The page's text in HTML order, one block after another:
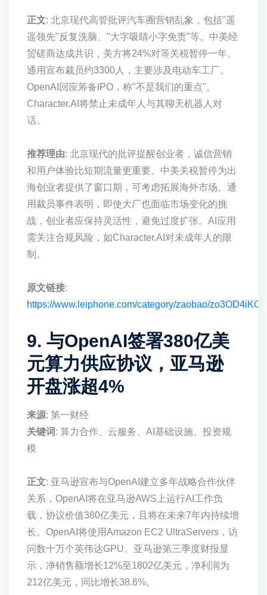
正文: 北京现代高管批评汽车圈营销乱象，包括"遥
遥领先"反复洗脑、"大字吸睛小字免责"等。中美经
贸磋商达成共识，美方将24%对等关税暂停一年。
通用宣布裁员约3300人，主要涉及电动车工厂。
OpenAI回应筹备IPO，称"不是我们的重点"。
Character.AI将禁止未成年人与其聊天机器人对
话。
推荐理由: 北京现代的批评提醒创业者，诚信营销
和用户体验比短期流量更重要。中美关税暂停为出
海创业者提供了窗口期，可考虑拓展海外市场。通
用裁员事件表明，即使大厂也面临市场变化的挑
战，创业者应保持灵活性，避免过度扩张。AI应用
需关注合规风险，如Character.AI对未成年人的限
制。
原文链接:
https://www.leiphone.com/category/zaobao/
9. 与OpenAI签署380亿美
元算力供应协议，亚马逊
开盘涨超4%
来源: 第一财经
关键词 : 算力合作、云服务、AI基础设施、投资规
模
正文: 亚马逊宣布与OpenAI建立多年战略合作伙伴
关系，OpenAI将在亚马逊AWS上运行AI工作负
载，协议价值380亿美元，且将在未来7年内持续增
长。OpenAI将使用Amazon EC2 UltraServers，访
问数十万个英伟达GPU。亚马逊第三季度财报显
示，净销售额增长12%至1802亿美元，净利润为
212亿美元，同比增长38.6%。